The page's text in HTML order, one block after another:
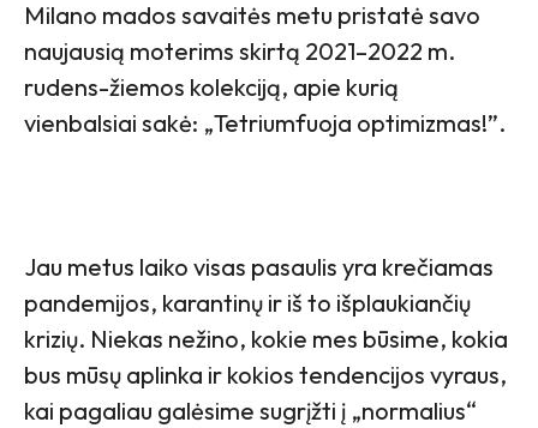
Milano mados savaitės metu pristatė savo
naujausią moterims skirtą 2021–2022 m.
rudens-žiemos kolekciją, apie kurią
vienbalsiai sakė: „Tetriumfuoja optimizmas!”.
Jau metus laiko visas pasaulis yra krečiamas
pandemijos, karantinų ir iš to išplaukiančių
krizių. Niekas nežino, kokie mes būsime, kokia
bus mūsų aplinka ir kokios tendencijos vyraus,
kai pagaliau galėsime sugrįžti į „normalius“